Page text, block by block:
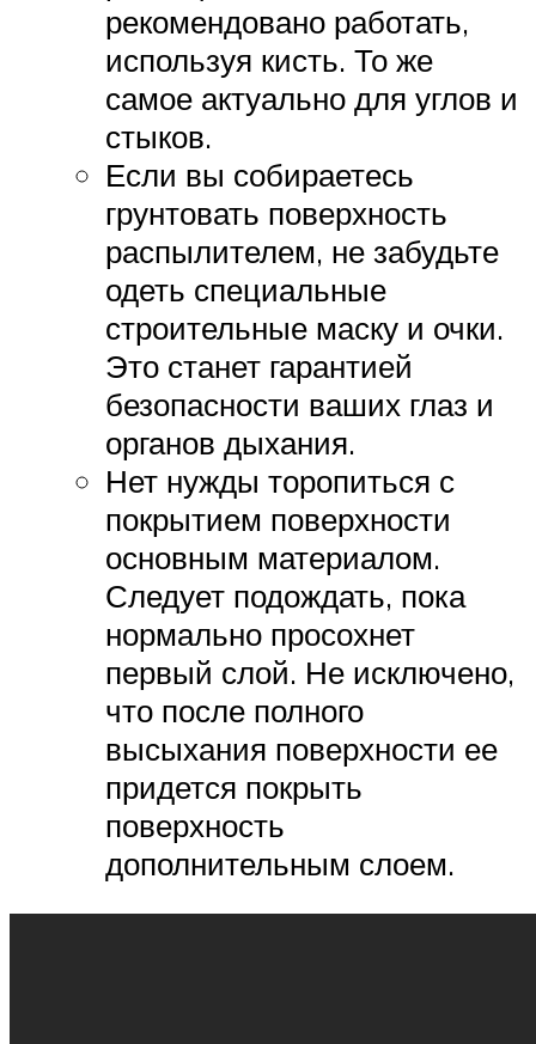
рекомендовано работать,
используя кисть. То же
самое актуально для углов и
стыков.
Если вы собираетесь
грунтовать поверхность
распылителем, не забудьте
одеть специальные
строительные маску и очки.
Это станет гарантией
безопасности ваших глаз и
органов дыхания.
Нет нужды торопиться с
покрытием поверхности
основным материалом.
Следует подождать, пока
нормально просохнет
первый слой. Не исключено,
что после полного
высыхания поверхности ее
придется покрыть
поверхность
дополнительным слоем.